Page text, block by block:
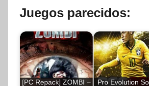
Juegos parecidos:
[PC Repack] ZOMBI –
Pro Evolution